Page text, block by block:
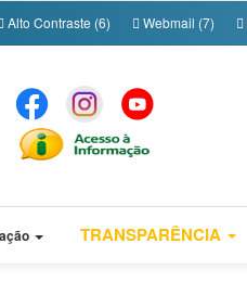
Alto Contraste (6) Webmail (7)
TRANSPARÊNCIA